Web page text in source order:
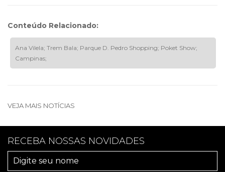
Conteúdo Relacionado:
Ana Vilela; Trem Bala; Parque D. Pedro Shopping; Poket Show;
Campinas;
VEJA MAIS NOTÍCIAS
RECEBA NOSSAS NOVIDADES